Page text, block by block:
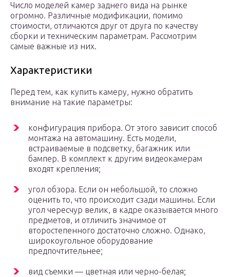
Число моделей камер заднего вида на рынке
огромно. Различные модификации, помимо
стоимости, отличаются друг от друга по качеству
сборки и техническим параметрам. Рассмотрим
самые важные из них.
Характеристики
Перед тем, как купить камеру, нужно обратить
внимание на такие параметры:
конфигурация прибора. От этого зависит способ
монтажа на автомашину. Есть модели,
встраиваемые в подсветку, багажник или
бампер. В комплект к другим видеокамерам
входят крепления;
угол обзора. Если он небольшой, то сложно
оценить то, что происходит сзади машины. Если
угол чересчур велик, в кадре оказывается много
предметов, и отличить значимое от
второстепенного достаточно сложно. Однако,
широкоугольное оборудование
предпочтительнее;
вид съемки — цветная или черно-белая;